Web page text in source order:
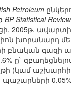
Petroleum
BP Statistical
2005թ.
խորանարդ
բնական գազի
ը`
(կամ
0.05%-